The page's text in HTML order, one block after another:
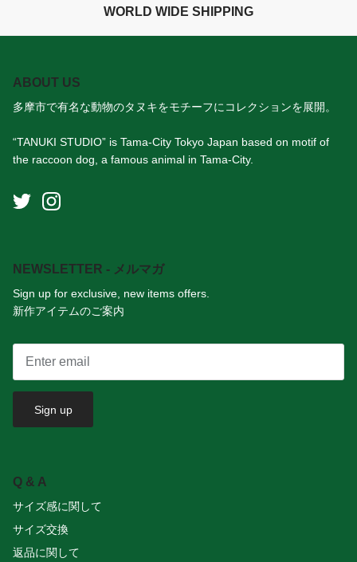
WORLD WIDE SHIPPING
ABOUT US
多摩市で有名な動物のタヌキをモチーフにコレクションを展開。
“TANUKI STUDIO” is Tama-City Tokyo Japan based on motif of
the raccoon dog, a famous animal in Tama-City.
NEWSLETTER - メルマガ
Sign up for exclusive, new items offers.
新作アイテムのご案内
Sign up
Q & A
サイズ感に関して
サイズ交換
返品に関して